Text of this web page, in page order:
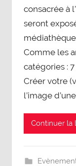
consacrée à
seront
Comme les
catégories :
Créer votre
l’image
Continuer la